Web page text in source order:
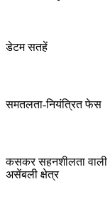
डेटम सतहें
समतलता-नियंत्रित फेस
कसकर सहनशीलता वाली
असेंबली क्षेत्र